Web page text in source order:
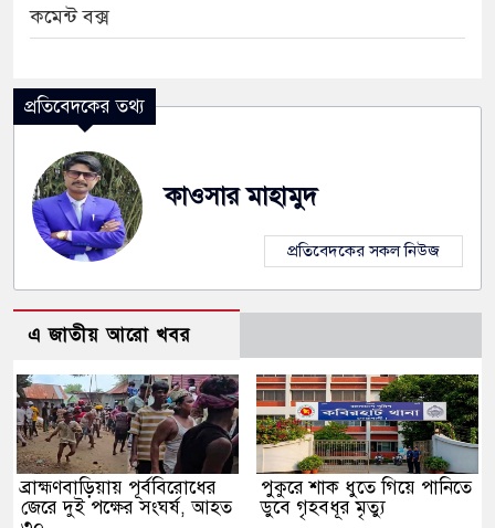
কমেন্ট বক্স
প্রতিবেদকের তথ্য
কাওসার মাহামুদ
প্রতিবেদকের সকল নিউজ
এ জাতীয় আরো খবর
ব্রাহ্মণবাড়িয়ায় পূর্ববিরোধের
জেরে দুই পক্ষের সংঘর্ষ, আহত
পুকুরে শাক ধুতে গিয়ে পানিতে
ডুবে গৃহবধূর মৃত্যু